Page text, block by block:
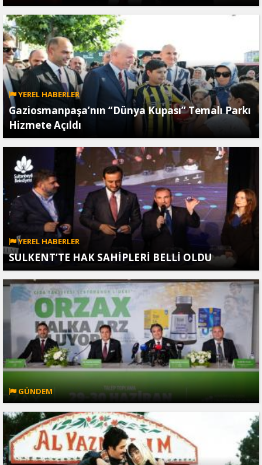
YEREL HABERLER
Gaziosmanpaşa’nın “Dünya Kupası” Temalı Parkı
Hizmete Açıldı
YEREL HABERLER
SULKENT’TE HAK SAHİPLERİ BELLİ OLDU
GÜNDEM